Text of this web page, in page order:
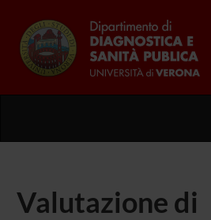
Valutazione di